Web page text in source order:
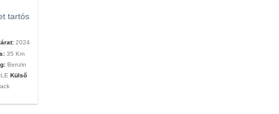
tartós
2024
35 Km
Benzin
Külső